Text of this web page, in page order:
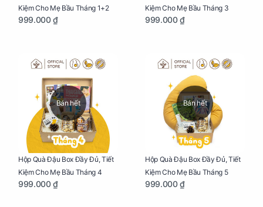
Kiệm Cho Mẹ Bầu Tháng 1+2
999.000 ₫
Kiệm Cho Mẹ Bầu Tháng 3
999.000 ₫
Bán hết
Hộp Quà Đậu Box Đầy Đủ, Tiết
Kiệm Cho Mẹ Bầu Tháng 4
999.000 ₫
Bán hết
Hộp Quà Đậu Box Đầy Đủ, Tiết
Kiệm Cho Mẹ Bầu Tháng 5
999.000 ₫